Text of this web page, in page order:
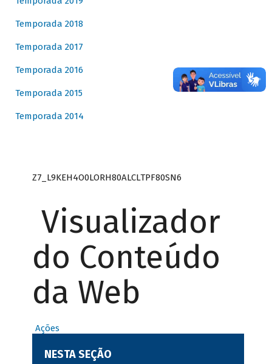
Temporada 2018
Temporada 2017
Temporada 2016
Temporada 2015
Temporada 2014
Z7_L9KEH4O0LORH80ALCLTPF80SN6
Visualizador
do Conteúdo
da Web
Ações
NESTA SEÇÃO